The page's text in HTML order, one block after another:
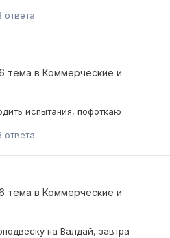
ответа
тема в Коммерческие и
испытания, пофоткаю
ответа
тема в Коммерческие и
на Валдай, завтра